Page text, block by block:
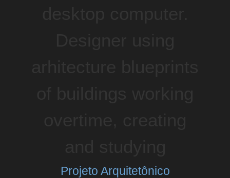
Projeto Arquitetônico